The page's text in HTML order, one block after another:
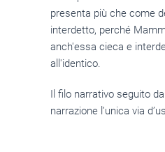
presenta più che come
interdetto, perché
anch'essa cieca e
all'identico.
Il filo narrativo seguito
narrazione l’unica via